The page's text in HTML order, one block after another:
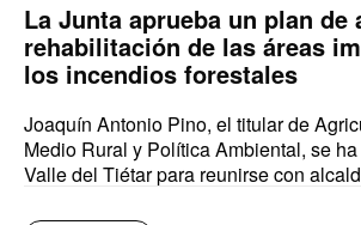
La Junta aprueba un plan de
rehabilitación de las áreas
los incendios forestales
Joaquín Antonio Pino, el titular de
Medio Rural y Política Ambiental, se
Valle del Tiétar para reunirse con